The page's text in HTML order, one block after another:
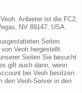
Anbieter ist die FC2,
NV 89147, USA.
Seiten
Veoh hergestellt.
Seiten Sie besucht
gilt auch dann, wenn
bei Veoh besitzen.
den Veoh-Server in den